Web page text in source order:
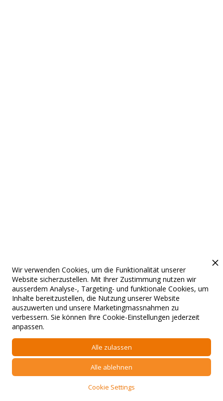
Wir verwenden Cookies, um die Funktionalität unserer
Website sicherzustellen. Mit Ihrer Zustimmung nutzen wir
ausserdem Analyse-, Targeting- und funktionale Cookies, um
Inhalte bereitzustellen, die Nutzung unserer Website
auszuwerten und unsere Marketingmassnahmen zu
verbessern. Sie können Ihre Cookie-Einstellungen jederzeit
anpassen.
Cookie Settings
Alle ablehnen
Alle zulassen